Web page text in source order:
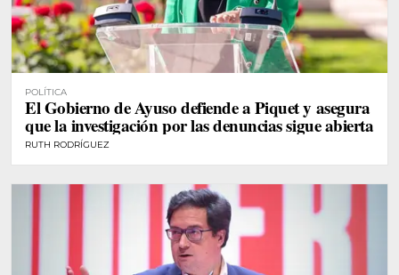
POLÍTICA
El Gobierno de Ayuso defiende a Piquet y asegura
que la investigación por las denuncias sigue abierta
RUTH RODRÍGUEZ